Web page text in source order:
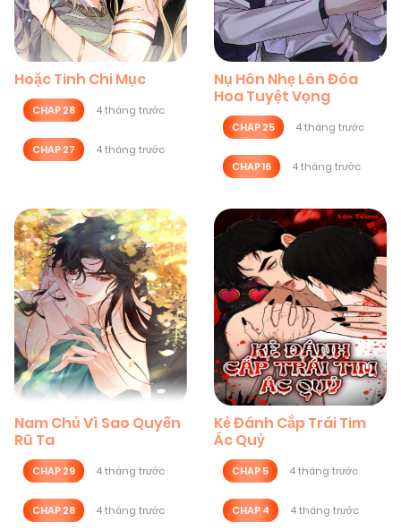
Hoặc Tinh Chi Mục
CHAP 28 4 tháng trước
CHAP 27 4 tháng trước
Nụ Hôn Nhẹ Lên Đóa
Hoa Tuyệt Vọng
CHAP 25 4 tháng trước
CHAP 16 4 tháng trước
Nam Chủ Vì Sao Quyến
Rũ Ta
CHAP 29 4 tháng trước
CHAP 28 4 tháng trước
Kẻ Đánh Cắp Trái Tim
Ác Quỷ
CHAP 5 4 tháng trước
CHAP 4 4 tháng trước